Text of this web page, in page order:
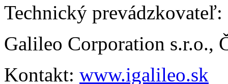
Technický prevádzkovateľ:
Galileo Corporation s.r.o.,
Kontakt: www.igalileo.sk